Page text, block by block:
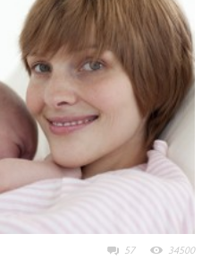
57 34500